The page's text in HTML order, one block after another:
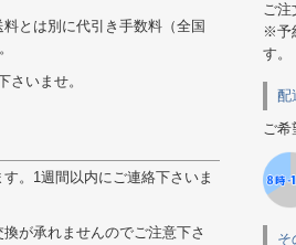
とは別に代引き手数料（全国
さいませ。
。1週間以内にご連絡下さいま
が承れませんのでご注意下さ
ご注
※予
す。
配
ご希
そ